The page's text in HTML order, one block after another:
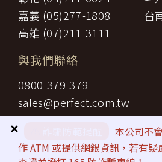
本公司不
作 ATM 或提供網銀資訊，若有
✕
嘉義 (05)277-1808
台
高雄 (07)211-3111
與我們聯絡
0800-379-379
sales@perfect.com.tw